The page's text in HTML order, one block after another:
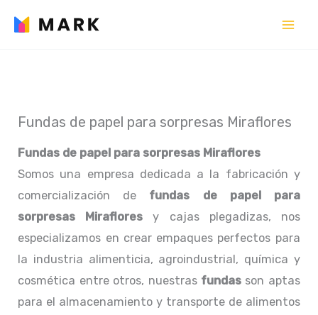
Fundas de papel para sorpresas Miraflores
Fundas de papel para sorpresas Miraflores
Somos una empresa dedicada a la fabricación y
comercialización de fundas de papel para
sorpresas Miraflores y cajas plegadizas, nos
especializamos en crear empaques perfectos para
la industria alimenticia, agroindustrial, química y
cosmética entre otros, nuestras fundasson aptas
para el almacenamiento y transporte de alimentos